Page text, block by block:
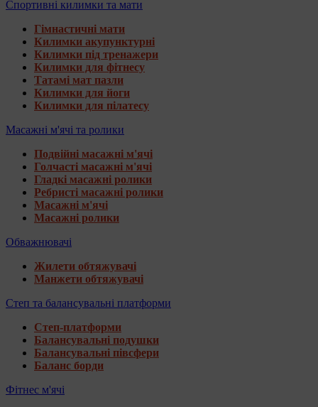
Спортивні килимки та мати
Гімнастичні мати
Килимки акупунктурні
Килимки під тренажери
Килимки для фітнесу
Татамі мат пазли
Килимки для йоги
Килимки для пілатесу
Масажні м'ячі та ролики
Подвійні масажні м'ячі
Голчасті масажні м'ячі
Гладкі масажні ролики
Ребристі масажні ролики
Масажні м'ячі
Масажні ролики
Обважнювачі
Жилети обтяжувачі
Манжети обтяжувачі
Степ та балансувальні платформи
Степ-платформи
Балансувальні подушки
Балансувальні півсфери
Баланс борди
Фітнес м'ячі